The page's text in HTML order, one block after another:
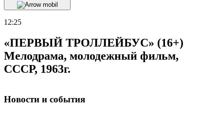
12:25
«ПЕРВЫЙ ТРОЛЛЕЙБУС» (16+)
Мелодрама, молодежный фильм,
СССР, 1963г.
Новости и события